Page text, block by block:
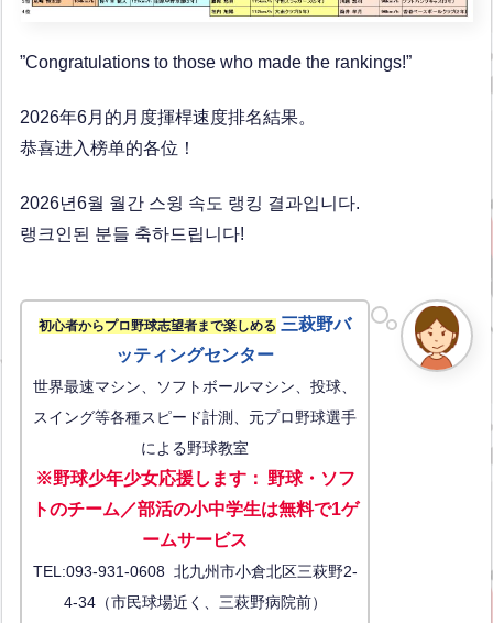
”Congratulations to those who made the rankings!”
2026年6月的月度揮桿速度排名結果。
恭喜进入榜单的各位！
2026년6월 월간 스윙 속도 랭킹 결과입니다.
랭크인된 분들 축하드립니다!
初心者からプロ野球志望者まで楽しめる 三萩野バ
ッティングセンター
世界最速マシン、ソフトボールマシン、投球、
スイング等各種スピード計測、元プロ野球選手
による野球教室
※野球少年少女応援します： 野球・ソフ
トのチーム／部活の小中学生は無料で1ゲ
ームサービス
TEL:093-931-0608 北九州市小倉北区三萩野2-
4-34（市民球場近く、三萩野病院前）